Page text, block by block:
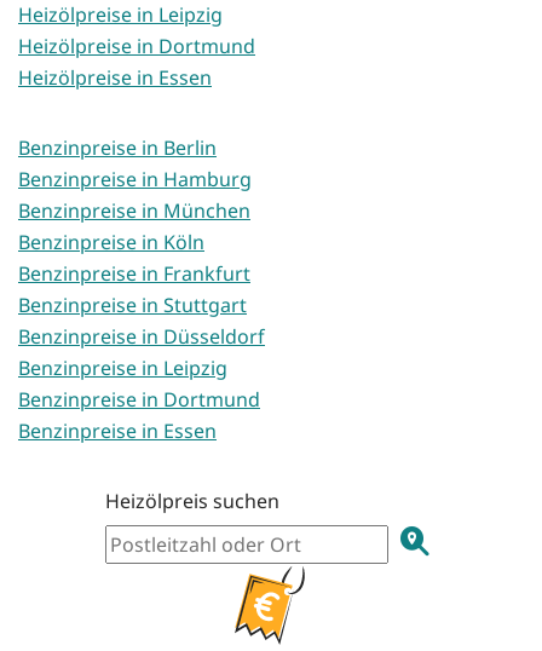
Heizölpreise in Leipzig
Heizölpreise in Dortmund
Heizölpreise in Essen
Benzinpreise in Berlin
Benzinpreise in Hamburg
Benzinpreise in München
Benzinpreise in Köln
Benzinpreise in Frankfurt
Benzinpreise in Stuttgart
Benzinpreise in Düsseldorf
Benzinpreise in Leipzig
Benzinpreise in Dortmund
Benzinpreise in Essen
Heizölpreis suchen